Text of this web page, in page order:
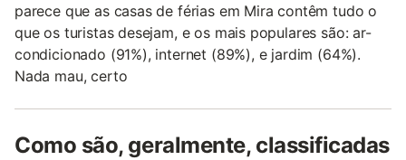
parece que as casas de férias em Mira contêm tudo o
que os turistas desejam, e os mais populares são: ar-
condicionado (91%), internet (89%), e jardim (64%).
Nada mau, certo
Como são, geralmente, classificadas